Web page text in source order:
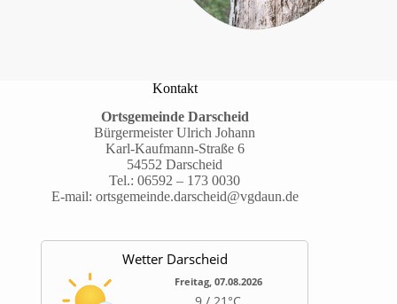
Kontakt
Ortsgemeinde Darscheid
Bürgermeister Ulrich Johann
Karl-Kaufmann-Straße 6
54552 Darscheid
Tel.:06592 – 173 0030
E-mail: ortsgemeinde.darscheid@vgdaun.de
Wetter Darscheid
Freitag, 07.08.2026